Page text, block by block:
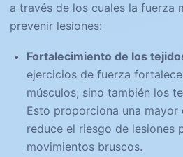
a través de los cuales la fuerza
prevenir lesiones:
Fortalecimiento de los
ejercicios de fuerza
músculos, sino también los
Esto proporciona una
reduce el riesgo de lesiones
movimientos bruscos.